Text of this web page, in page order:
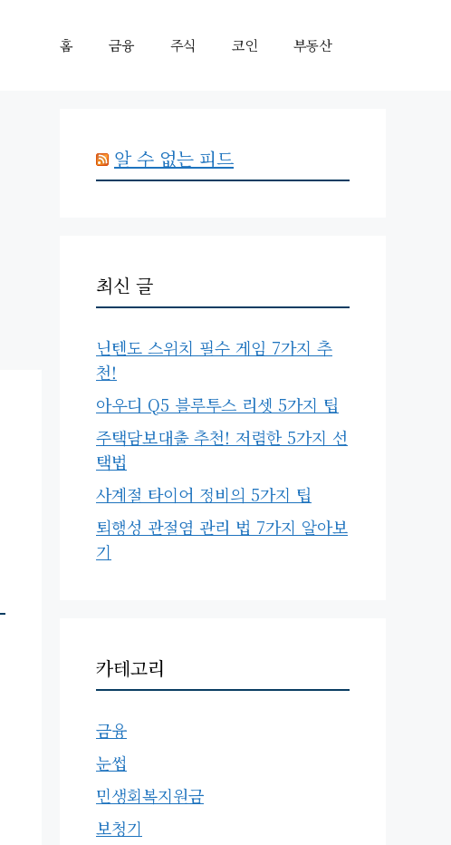
홈 금융 주식 코인 부동산
알 수 없는 피드
최신 글
닌텐도 스위치 필수 게임 7가지 추
천!
아우디 Q5 블루투스 리셋 5가지 팁
주택담보대출 추천! 저렴한 5가지 선
택법
사계절 타이어 정비의 5가지 팁
퇴행성 관절염 관리 법 7가지 알아보
기
카테고리
금융
눈썹
민생회복지원금
보청기